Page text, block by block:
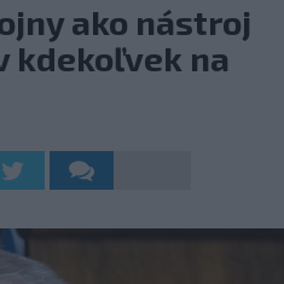
ako nástroj
kdekoľvek na